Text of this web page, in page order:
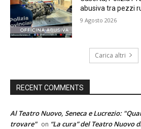
abusiva tra pezzi
9 Agosto 2026
Carica altri
RECENT COMMENTS
Al Teatro Nuovo, Seneca e Lucrezio:
trovare" on “La cura” del Teatro Nuovo